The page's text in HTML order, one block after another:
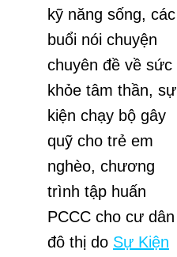
kỹ năng sống, các
buổi nói chuyện
chuyên đề về sức
khỏe tâm thần, sự
kiện chạy bộ gây
quỹ cho trẻ em
nghèo, chương
trình tập huấn
PCCC cho cư dân
đô thị do Sự Kiện